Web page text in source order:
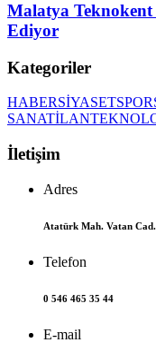
Malatya Teknokent
Ediyor
Kategoriler
HABERSİYASETSPOR
SANATİLAN
İletişim
Adres
Atatürk Mah. Vatan
Telefon
0 546 465 35 44
E-mail